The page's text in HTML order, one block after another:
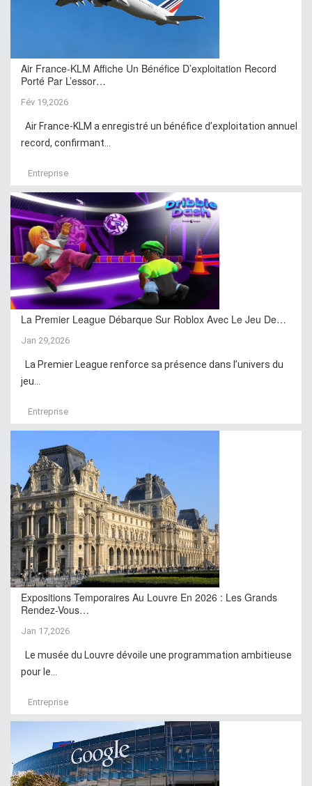
Air France-KLM Affiche Un Bénéfice D’exploitation Record
Porté Par L’essor…
Fév 19,2026
Air France-KLM a enregistré un bénéfice d’exploitation annuel
record, confirmant...
Entreprise
La Premier League Débarque Sur Roblox Avec Le Jeu De…
Jan 29,2026
La Premier League renforce sa présence dans l’univers du
jeu...
Entreprise
Expositions Temporaires Au Louvre En 2026 : Les Grands
Rendez-Vous…
Jan 17,2026
Le musée du Louvre dévoile une programmation ambitieuse
pour le...
Entreprise